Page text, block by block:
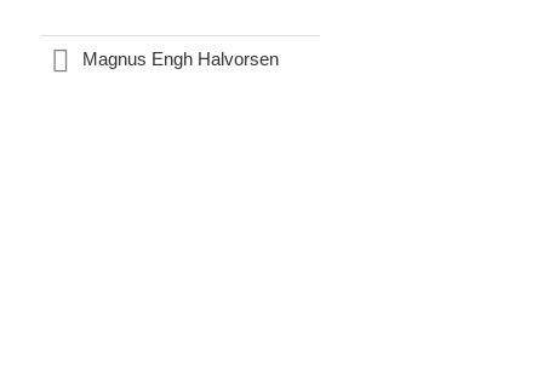
Magnus Engh Halvorsen